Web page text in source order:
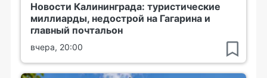
Новости Калининграда: туристические
миллиарды, недострой на Гагарина и
главный почтальон
вчера, 20:00